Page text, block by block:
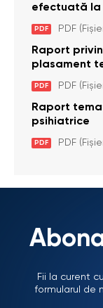
efectuată la
pentru
Brînzeni, r.
PDF PDF
Raport
plasament
dizabilități
2026)
PDF PDF
Raport
psihiatrice
PDF PDF
Fii la curent
formularul de